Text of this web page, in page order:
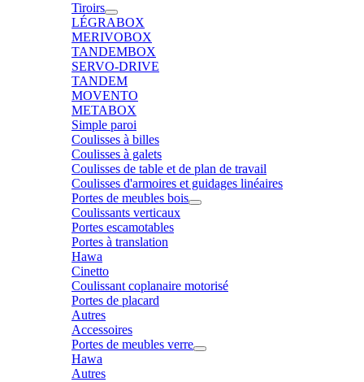
Tiroirs
LÉGRABOX
MERIVOBOX
TANDEMBOX
SERVO-DRIVE
TANDEM
MOVENTO
METABOX
Simple paroi
Coulisses à billes
Coulisses à galets
Coulisses de table et de plan de travail
Coulisses d'armoires et guidages linéaires
Portes de meubles bois
Coulissants verticaux
Portes escamotables
Portes à translation
Hawa
Cinetto
Coulissant coplanaire motorisé
Portes de placard
Autres
Accessoires
Portes de meubles verre
Hawa
Autres